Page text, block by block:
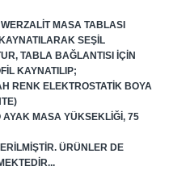
MASA TABLASI
SEŞIL
TABLA BAĞLANTISI IÇIN
KAYNATILIP;
RENK ELEKTROSTATIK BOYA
MASA YÜKSEKLIĞI, 75
ÜRÜNLER DE